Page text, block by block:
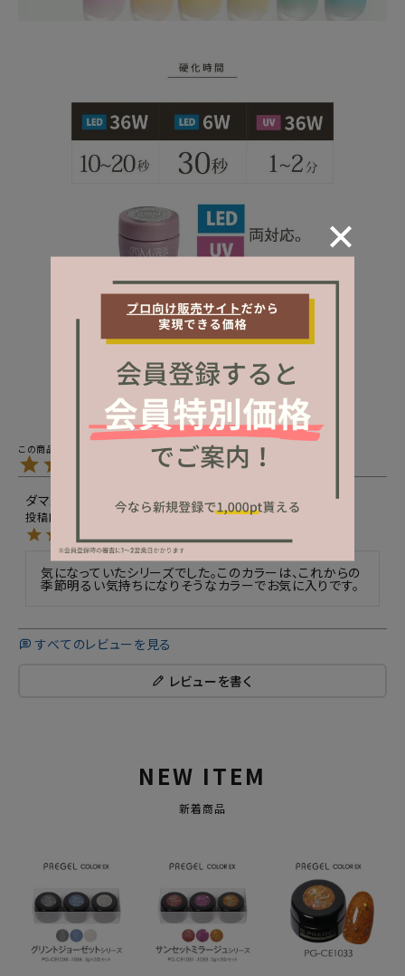
5.00 1
ダマスクローズ
14 購入者
非公開
投稿日
2024/03/07
気になっていたシリーズでした。このカラーは、これからの
季節明るい気持ちになりそうなカラーでお気に入りです。
すべてのレビューを見る
レビューを書く
NEW ITEM
新着商品